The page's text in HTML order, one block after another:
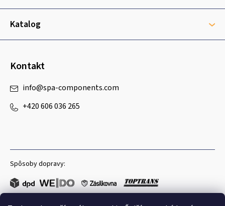
i
Katalog
Kontakt
info@spa-components.com
+420 606 036 265
Spôsoby dopravy: